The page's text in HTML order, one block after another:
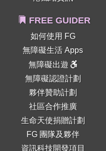
FREE GUIDER
如何使用 FG
無障礙生活 Apps
無障礙出遊
無障礙認證計劃
夥伴贊助計劃
社區合作推廣
生命天使捐贈計劃
FG 團隊及夥伴
資訊科技開發項目